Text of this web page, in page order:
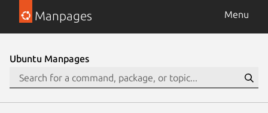
Manpages Menu
Ubuntu Manpages